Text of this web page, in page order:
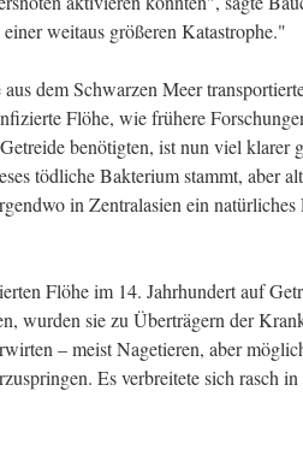
weitaus größeren Katastrophe."
dem Schwarzen Meer
Flöhe, wie frühere
benötigten, ist nun viel klarer
tödliche Bakterium stammt, aber
in Zentralasien ein
Flöhe im 14. Jahrhundert auf
wurden sie zu Überträgern der
– meist Nagetieren, aber
Es verbreitete sich rasch